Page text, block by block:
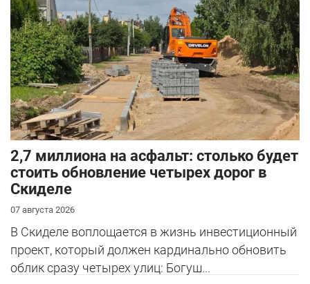
2,7 миллиона на асфальт: столько будет
стоить обновление четырех дорог в
Скиделе
07 августа 2026
В Скиделе воплощается в жизнь инвестиционный
проект, который должен кардинально обновить
облик сразу четырех улиц: Богуш...